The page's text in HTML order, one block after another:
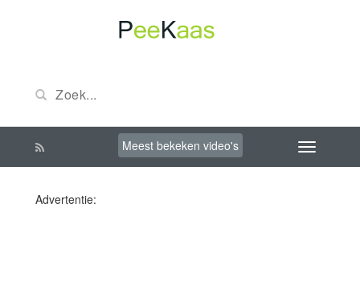
Meest bekeken video's
Advertentie: